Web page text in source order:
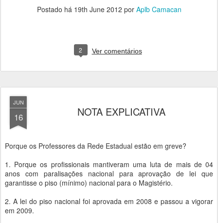
Postado há 19th June 2012 por Aplb Camacan
2 Ver comentários
JUN
16 NOTA EXPLICATIVA
Porque os Professores da Rede Estadual estão em greve?
1. Porque os profissionais mantiveram uma luta de mais de 04
anos com paralisações nacional para aprovação de lei que
garantisse o piso (mínimo) nacional para o Magistério.
2. A lei do piso nacional foi aprovada em 2008 e passou a vigorar
em 2009.